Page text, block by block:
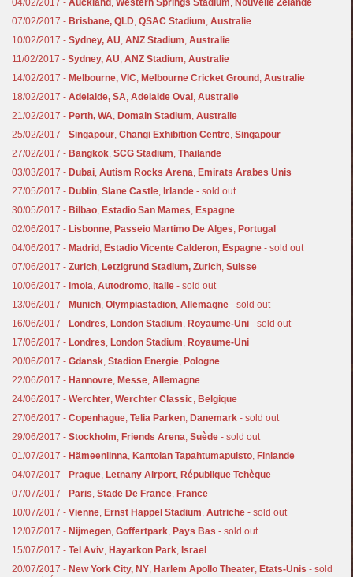
04/02/2017 -Auckland ,Western Springs Stadium, Nouvelle Zélande
07/02/2017 - Brisbane, QLD,QSAC Stadium,Australie
10/02/2017 -Sydney, AU,ANZ Stadium,Australie
11/02/2017 -Sydney, AU,ANZ Stadium,Australie
14/02/2017 - Melbourne, VIC, Melbourne Cricket Ground ,Australie
18/02/2017 -Adelaide, SA,Adelaide Oval ,Australie
21/02/2017 - Perth, WA, Domain Stadium,Australie
25/02/2017 -Singapour,Changi Exhibition Centre,Singapour
27/02/2017 - Bangkok,SCG Stadium,Thailande
03/03/2017 - Dubai,Autism Rocks Arena, Emirats Arabes Unis
27/05/2017 - Dublin,Slane Castle, Irlande - sold out
30/05/2017 - Bilbao, Estadio San Mames, Espagne
02/06/2017 - Lisbonne, Passeio Martimo De Alges, Portugal
04/06/2017 - Madrid , Estadio Vicente Calderon, Espagne - sold out
07/06/2017 -Zurich, Letzigrund Stadium, Zurich,Suisse
10/06/2017 - Imola,Autodromo, Italie - sold out
13/06/2017 - Munich,Olympiastadion,Allemagne - sold out
16/06/2017 - Londres, London Stadium, Royaume-Uni - sold out
17/06/2017 - Londres, London Stadium, Royaume-Uni
20/06/2017 -Gdansk,Stadion Energie, Pologne
22/06/2017 - Hannovre, Messe,Allemagne
24/06/2017 -Werchter,Werchter Classic, Belgique
27/06/2017 -Copenhague,Telia Parken, Danemark - sold out
29/06/2017 -Stockholm, Friends Arena,Suède - sold out
01/07/2017 - Hämeenlinna, Kantolan Tapahtumapuisto, Finlande
04/07/2017 - Prague, Letnany Airport, République Tchèque
07/07/2017 - Paris,Stade De France, France
10/07/2017 -Vienne, Ernst Happel Stadium,Autriche - sold out
12/07/2017 - Nijmegen,Goffertpark, Pays Bas - sold out
15/07/2017 -Tel Aviv, Hayarkon Park, Israel
20/07/2017 - New York City, NY, Harlem Apollo Theater, Etats-Unis - sold